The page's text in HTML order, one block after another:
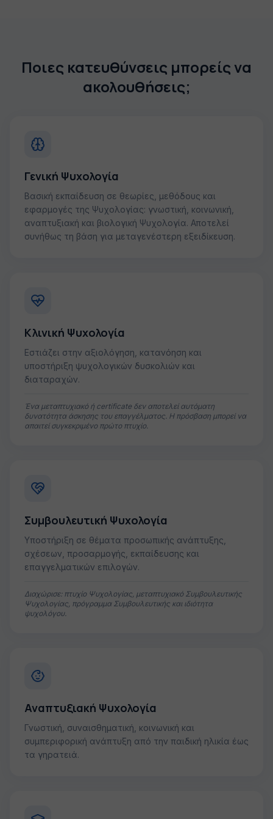
Ποιες κατευθύνσεις μπορείς να
ακολουθήσεις;
Γενική Ψυχολογία
Βασική εκπαίδευση σε θεωρίες, μεθόδους και
εφαρμογές της Ψυχολογίας: γνωστική, κοινωνική,
αναπτυξιακή και βιολογική Ψυχολογία. Αποτελεί
συνήθως τη βάση για μεταγενέστερη εξειδίκευση.
Κλινική Ψυχολογία
Εστιάζει στην αξιολόγηση, κατανόηση και
υποστήριξη ψυχολογικών δυσκολιών και
διαταραχών.
Ένα μεταπτυχιακό ή certificate δεν αποτελεί αυτόματη
δυνατότητα άσκησης του επαγγέλματος. Η πρόσβαση μπορεί να
απαιτεί συγκεκριμένο πρώτο πτυχίο.
Συμβουλευτική Ψυχολογία
Υποστήριξη σε θέματα προσωπικής ανάπτυξης,
σχέσεων, προσαρμογής, εκπαίδευσης και
επαγγελματικών επιλογών.
Διαχώρισε: πτυχίο Ψυχολογίας, μεταπτυχιακό Συμβουλευτικής
Ψυχολογίας, πρόγραμμα Συμβουλευτικής και ιδιότητα
ψυχολόγου.
Αναπτυξιακή Ψυχολογία
Γνωστική, συναισθηματική, κοινωνική και
συμπεριφορική ανάπτυξη από την παιδική ηλικία έως
τα γηρατειά.